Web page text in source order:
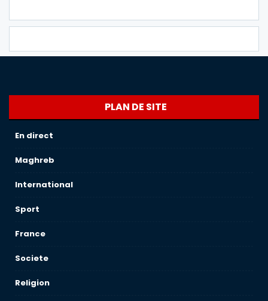
PLAN DE SITE
En direct
Maghreb
International
Sport
France
Societe
Religion